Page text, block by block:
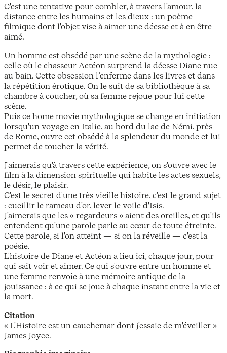
C'est une tentative pour combler, à travers l'amour, la
distance entre les humains et les dieux : un poème
filmique dont l'objet vise à aimer une déesse et à en être
aimé.
Un homme est obsédé par une scène de la mythologie :
celle où le chasseur Actéon surprend la déesse Diane nue
au bain. Cette obsession l’enferme dans les livres et dans
la répétition érotique. On le suit de sa bibliothèque à sa
chambre à coucher, où sa femme rejoue pour lui cette
scène.
Puis ce home movie mythologique se change en initiation
lorsqu'un voyage en Italie, au bord du lac de Némi, près
de Rome, ouvre cet obsédé à la splendeur du monde et lui
permet de toucher la vérité.
J'aimerais qu'à travers cette expérience, on s'ouvre avec le
film à la dimension spirituelle qui habite les actes sexuels,
le désir, le plaisir.
C'est le secret d'une très vieille histoire, c'est le grand sujet
: cueillir le rameau d'or, lever le voile d'Isis.
J'aimerais que les « regardeurs » aient des oreilles, et qu'ils
entendent qu'une parole parle au cœur de toute étreinte.
Cette parole, si l'on atteint — si on la réveille — c'est la
poésie.
L'histoire de Diane et Actéon a lieu ici, chaque jour, pour
qui sait voir et aimer. Ce qui s'ouvre entre un homme et
une femme renvoie à une mémoire antique de la
jouissance : à ce qui se joue à chaque instant entre la vie et
la mort.
Citation
« L'Histoire est un cauchemar dont j'essaie de m'éveiller »
James Joyce.